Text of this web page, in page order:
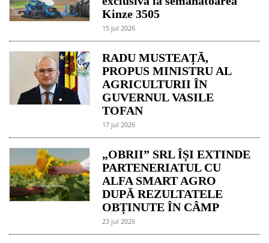
Kinze 3505
15 jul 2026
RADU MUSTEAȚĂ,
PROPUS MINISTRU AL
AGRICULTURII ÎN
GUVERNUL VASILE
TOFAN
17 jul 2026
„OBRII” SRL ÎȘI EXTINDE
PARTENERIATUL CU
ALFA SMART AGRO
DUPĂ REZULTATELE
OBȚINUTE ÎN CÂMP
23 jul 2026